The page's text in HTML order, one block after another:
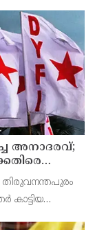
അനാദരവ്;
തിരുവനന്തപുരം
കാട്ടിയ